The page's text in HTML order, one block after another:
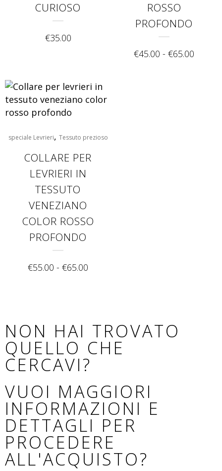
CURIOSO
€35.00
ROSSO
PROFONDO
€45.00 - €65.00
speciale Levrieri, Tessuto prezioso
COLLARE PER
LEVRIERI IN
TESSUTO
VENEZIANO
COLOR ROSSO
PROFONDO
€55.00 - €65.00
NON HAI TROVATO
QUELLO CHE
CERCAVI?
VUOI MAGGIORI
INFORMAZIONI E
DETTAGLI PER
PROCEDERE
ALL'ACQUISTO?